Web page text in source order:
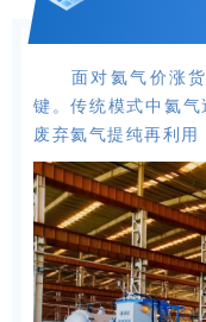
面对氦气价涨
键。传统模式中氦
废弃氦气提纯再利用